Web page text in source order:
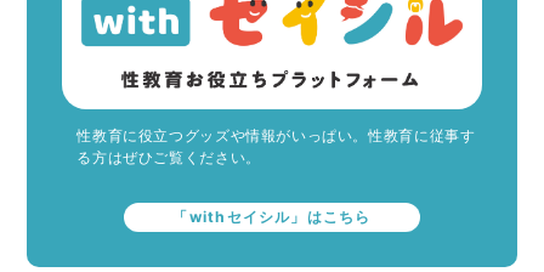
性教育に役立つグッズや情報がいっぱい。性教育に従事す
る方はぜひご覧ください。
「withセイシル」はこちら